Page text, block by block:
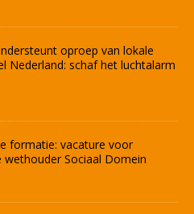
oproep van lokale
Nederland: schaf het luchtalarm
formatie: vacature voor
wethouder Sociaal Domein